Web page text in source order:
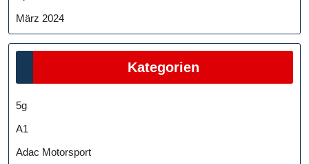
März 2024
Kategorien
5g
A1
Adac Motorsport